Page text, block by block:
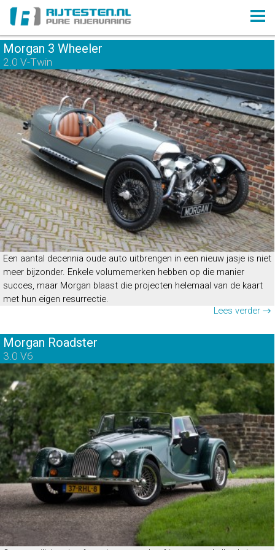
Morgan 3 Wheeler
2.0 V-Twin
Een aantal decennia oude auto uitbrengen in een nieuw jasje is niet
meer bijzonder. Enkele volumemerken hebben op die manier
succes, maar Morgan blaast die projecten helemaal van de kaart
met hun eigen resurrectie.
Lees verder →
Morgan Roadster
3.0 V6